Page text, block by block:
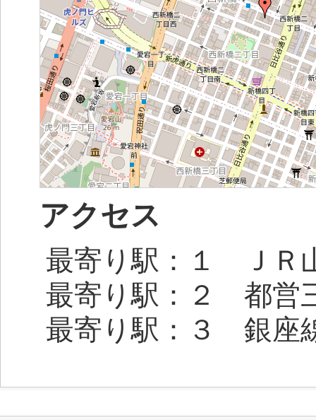
アクセス
最寄り駅：１ ＪＲ
最寄り駅：２ 都営
最寄り駅：３ 銀